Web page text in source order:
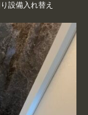
設備入れ替え